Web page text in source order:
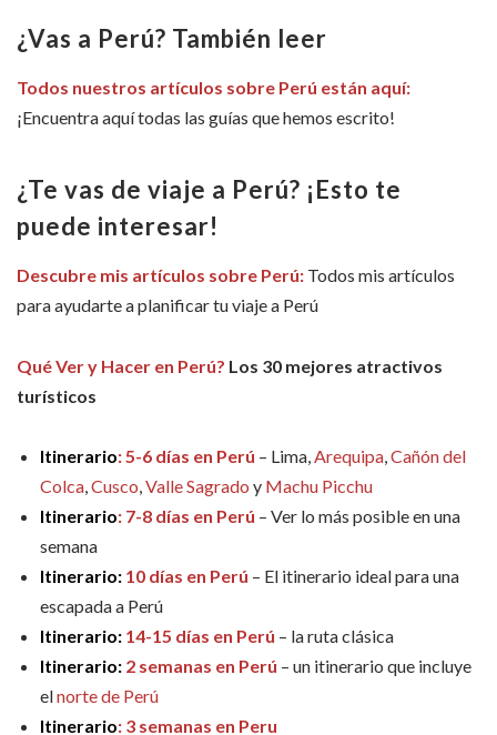
¿Vas a Perú? También leer
Todos nuestros artículos sobre Perú están aquí:
¡Encuentra aquí todas las guías que hemos escrito!
¿Te vas de viaje a Perú? ¡Esto te
puede interesar!
Descubre mis artículos sobre Perú: Todos mis artículos
para ayudarte a planificar tu viaje a Perú
Qué Ver y Hacer en Perú? Los 30 mejores atractivos
turísticos
Itinerario: 5-6 días en Perú – Lima,Arequipa,Cañón del
Colca,Cusco,Valle Sagrado y Machu Picchu
Itinerario: 7-8 días en Perú – Ver lo más posible en una
semana
Itinerario: 10 días en Perú – El itinerario ideal para una
escapada a Perú
Itinerario: 14-15 días en Perú – la ruta clásica
Itinerario: 2 semanas en Perú – un itinerario que incluye
elnorte de Perú
Itinerario: 3 semanas en Peru